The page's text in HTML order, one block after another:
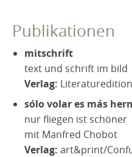
Publikationen
mitschrift
text und schrift im bild
Verlag:
sólo volar es más
nur fliegen ist schöner
mit Manfred Chobot
Verlag: art&print/